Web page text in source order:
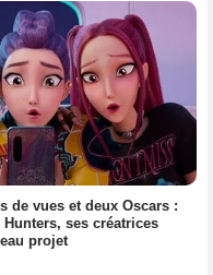
de vues et deux Oscars :
ses créatrices
projet